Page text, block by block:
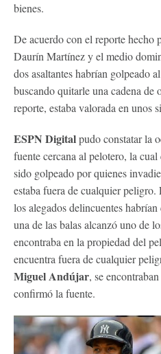
bienes.
De acuerdo con el reporte hecho
Daurín Martínez y el medio
dos asaltantes habrían golpeado
buscando quitarle una cadena de
reporte, estaba valorada en unos
ESPN Digitalpudo constatar la
fuente cercana al pelotero, la
sido golpeado por quienes
estaba fuera de cualquier
los alegados delincuentes
una de las balas alcanzó uno de
encontraba en la propiedad del
encuentra fuera de cualquier
Miguel Andújar, se
confirmó la fuente.